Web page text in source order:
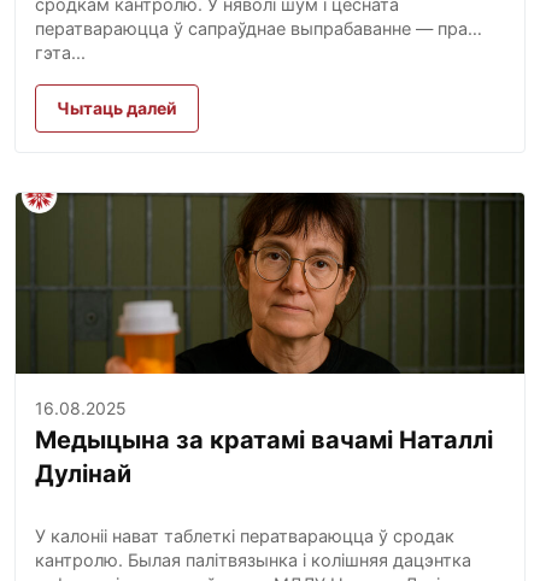
сродкам кантролю. У няволі шум і цесната
ператвараюцца ў сапраўднае выпрабаванне — пра
гэта...
Чытаць далей
16.08.2025
Медыцына за кратамі вачамі Наталлі
Дулінай
У калоніі нават таблеткі ператвараюцца ў сродак
кантролю. Былая палітвязынка і колішняя дацэнтка